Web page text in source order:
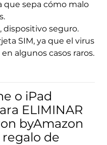
que sepa cómo malo
dispositivo seguro.
SIM, ya que el virus
algunos casos raros.
o iPad
ELIMINAR
byAmazon
de